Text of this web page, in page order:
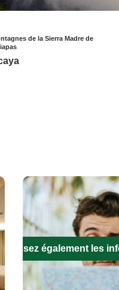
de la Sierra Madre de
également les